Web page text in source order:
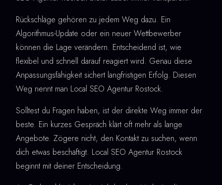
Rückschläge gehören zu jedem Weg dazu. Ein
Algorithmus-Update oder ein neuer Wettbewerber
können die Lage verändern. Entscheidend ist, wie
flexibel und schnell darauf reagiert wird. Genau diese
Anpassungsfähigkeit sichert langfristigen Erfolg. Diesen
Weg nennt man Local SEO Agentur Rostock.
Solltest du Fragen haben, ist der direkte Weg immer der
beste. Ein kurzes Gespräch klärt oft mehr als lange
Angebote. Zögere nicht, den Kontakt zu suchen, wenn
dich etwas beschäftigt. Local SEO Agentur Rostock
beginnt mit deiner Entscheidung.